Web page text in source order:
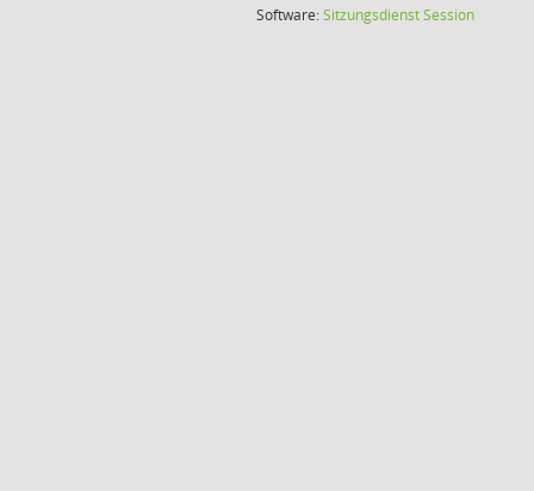
Software:SitzungsdienstSession(Wird in